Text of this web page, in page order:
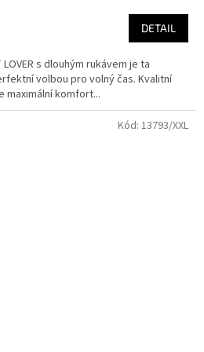
DETAIL
LOVER s dlouhým rukávem je ta
volbou pro volný čas. Kvalitní
maximální komfort...
Kód: 13793/XXL